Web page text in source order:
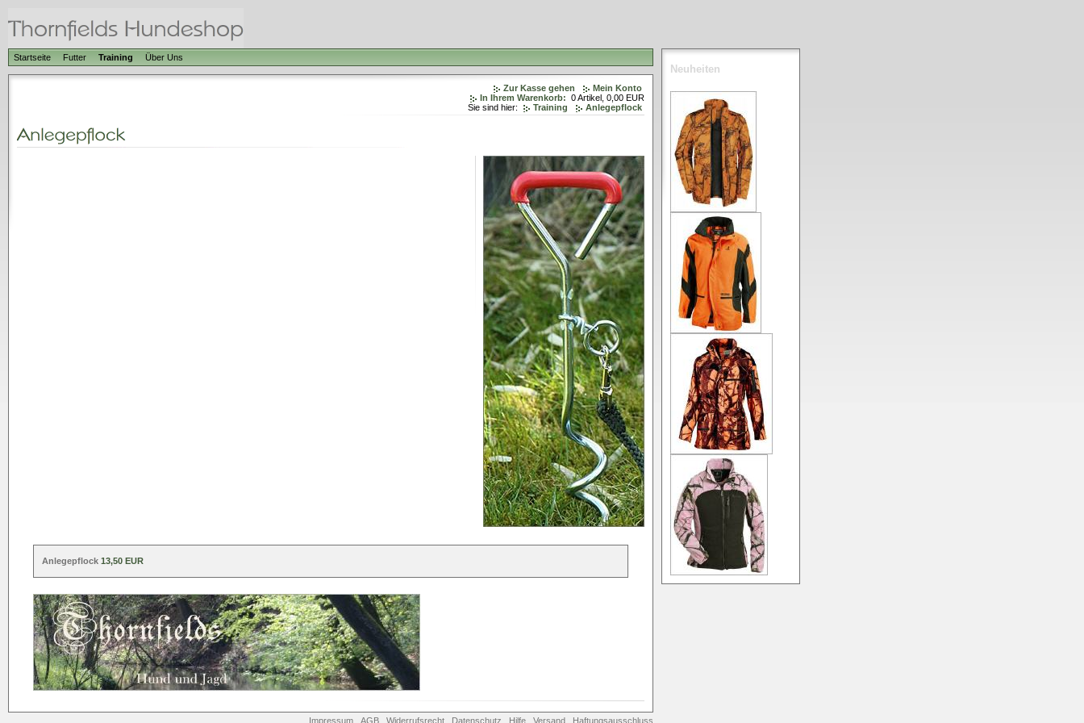
Startseite Futter Training Über Uns
Zur Kasse gehen
Mein Konto
In Ihrem Warenkorb: 0Artikel, 0,00 EUR
Sie sind hier:
Training Anlegepflock
Anlegepflock 13,50 EUR
Impressum AGB Widerrufsrecht Datenschutz Hilfe Versand Haftungsausschluss
Neuheiten